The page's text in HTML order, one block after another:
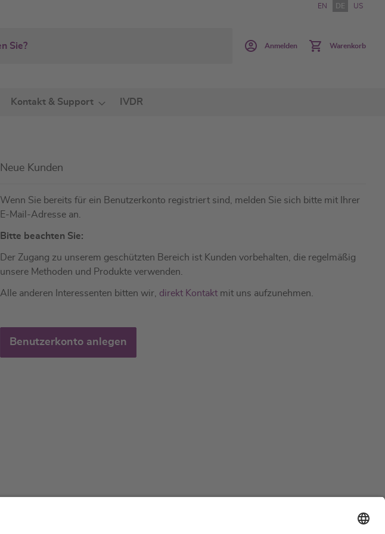
EN DE US
Anmelden Warenkorb
Kontakt & Support IVDR
Neue Kunden
Wenn Sie bereits für ein Benutzerkonto registriert sind, melden Sie sich bitte mit Ihrer
E-Mail-Adresse an.
Bitte beachten Sie:
Der Zugang zu unserem geschützten Bereich ist Kunden vorbehalten, die regelmäßig
unsere Methoden und Produkte verwenden.
Alle anderen Interessenten bitten wir, direkt Kontaktmit uns aufzunehmen.
Benutzerkonto anlegen